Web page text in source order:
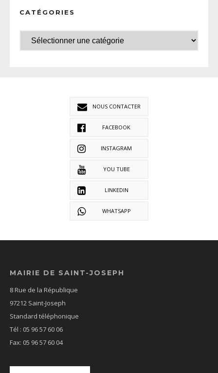
CATÉGORIES
NOUS CONTACTER
FACEBOOK
INSTAGRAM
YOU TUBE
LINKEDIN
WHATSAPP
MAIRIE DE SAINT-JOSEPH
8 Rue de la République
97212 Saint-Joseph
Standard téléphonique
Tél : 05 96 57 60 06
Fax: 05 96 57 60 04